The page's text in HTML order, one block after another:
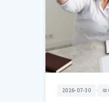
2026-07-30 •